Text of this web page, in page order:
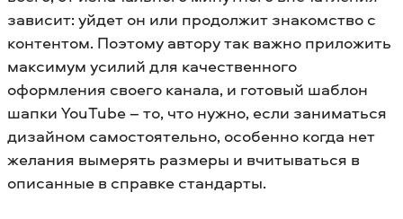
зависит: уйдет он или продолжит знакомство с
контентом. Поэтому автору так важно приложить
максимум усилий для качественного
оформления своего канала, и готовый шаблон
шапки YouTube – то, что нужно, если заниматься
дизайном самостоятельно, особенно когда нет
желания вымерять размеры и вчитываться в
описанные в справке стандарты.